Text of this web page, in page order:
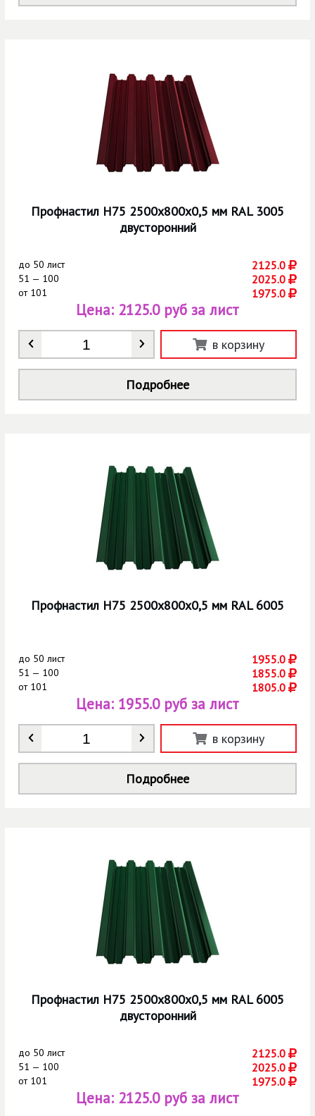
Профнастил Н75 2500х800х0,5 мм RAL 3005
двусторонний
до 50 лист 2125.0
51 — 100 2025.0
от101 1975.0
Количество
Цена: 2125.0 руб за лист
в корзину
Подробнее
Профнастил Н75 2500х800х0,5 мм RAL 6005
до 50 лист 1955.0
51 — 100 1855.0
от101 1805.0
Количество
Цена: 1955.0 руб за лист
в корзину
Подробнее
Профнастил Н75 2500х800х0,5 мм RAL 6005
двусторонний
до 50 лист 2125.0
51 — 100 2025.0
от101 1975.0
Цена: 2125.0 руб за лист